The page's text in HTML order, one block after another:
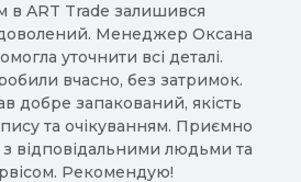
в ART Trade залишився
Менеджер Оксана
уточнити всі деталі.
вчасно, без затримок.
добре запакований, якість
та очікуванням. Приємно
відповідальними людьми та
Рекомендую!